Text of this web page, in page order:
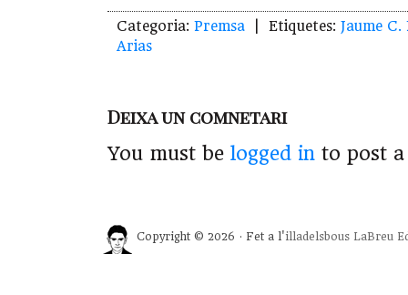
Categoria: Premsa | Etiquetes: Jaume
Arias
Deixa un comnetari
You must be logged in to post
Copyright © 2026 · Fet a l'illadelsbous LaBreu